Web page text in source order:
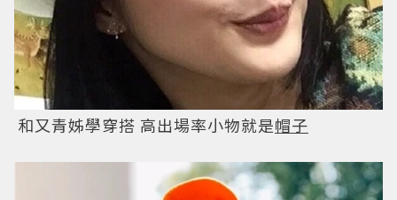
和又青姊學穿搭 高出場率小物就是帽子